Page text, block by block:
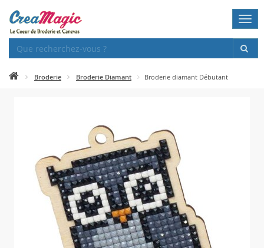
Broderie Broderie Diamant Broderie diamant Débutant